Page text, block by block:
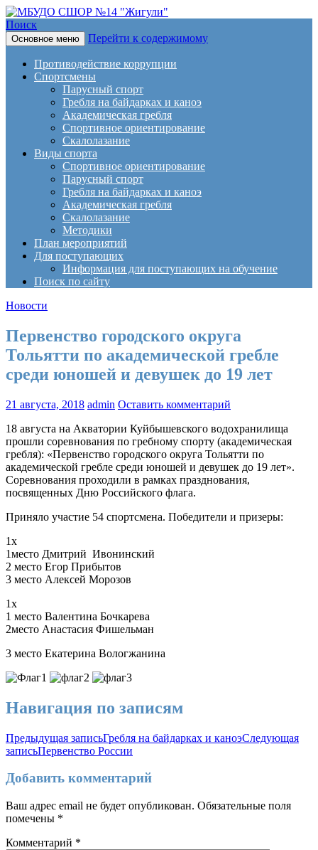
МБУДО СШОР №14
"Жигули"
Поиск
Основное меню Перейти к содержимому
Противодействие коррупции
Спортсмены
Парусный спорт
Гребля на байдарках и каноэ
Академическая гребля
Спортивное ориентирование
Скалолазание
Виды спорта
Спортивное ориентирование
Парусный спорт
Гребля на байдарках и каноэ
Академическая гребля
Скалолазание
Методики
План мероприятий
Для поступающих
Информация для поступающих на обучение
Поиск по сайту
Новости
Первенство городского округа
Тольятти по академической гребле
среди юношей и девушек до 19 лет
21 августа, 2018 admin Оставить комментарий
18 августа на Акватории Куйбышевского водохранилища
прошли соревнования по гребному спорту (академическая
гребля): «Первенство городского округа Тольятти по
академической гребле среди юношей и девушек до 19 лет».
Соревнования проходили в рамках празднования,
посвященных Дню Российского флага.
Приняло участие 54 спортсмена. Победители и призеры:
1х
1место Дмитрий Ивонинский
2 место Егор Прибытов
3 место Алексей Морозов
1х
1 место Валентина Бочкарева
2место Анастасия Фишельман
3 место Екатерина Вологжанина
Навигация по записям
Предыдущая записьГребля на байдарках и каноэСледующая
записьПервенство России
Добавить комментарий
Ваш адрес email не будет опубликован. Обязательные поля
помечены *
Комментарий *